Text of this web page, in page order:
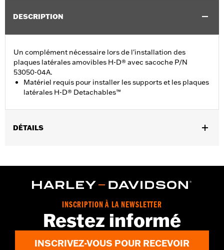
DESCRIPTION
Un complément nécessaire lors de l'installation des
plaques latérales amovibles H-D® avec sacoche P/N
53050-04A.
Matériel requis pour installer les supports et les plaques
latérales H-D® Detachables™
DÉTAILS
support amovible, porte-bagages solo amovible P/N 53494-04A,
53512-07A, montant de Sissy Bar monobloc amovible P/N 51146-
10A, 52300040A ou support de Tour-Pak solo amovible
90201325 et 88312-07A.
Instructions d’installation
Vendu à l'unité:Chaque
INSCRIPTION À LA NEWSLETTER
Restez informé
INSCRIVEZ-VOUS POUR RECEVOIR